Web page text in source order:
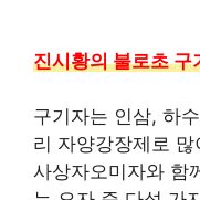
진시황의 불로초 구
구기자는 인삼, 하
리 자양강장제로
사상자오미자와 함